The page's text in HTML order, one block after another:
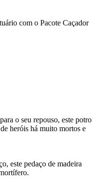
com o Pacote Caçador
o seu repouso, este potro
heróis há muito mortos e
este pedaço de madeira